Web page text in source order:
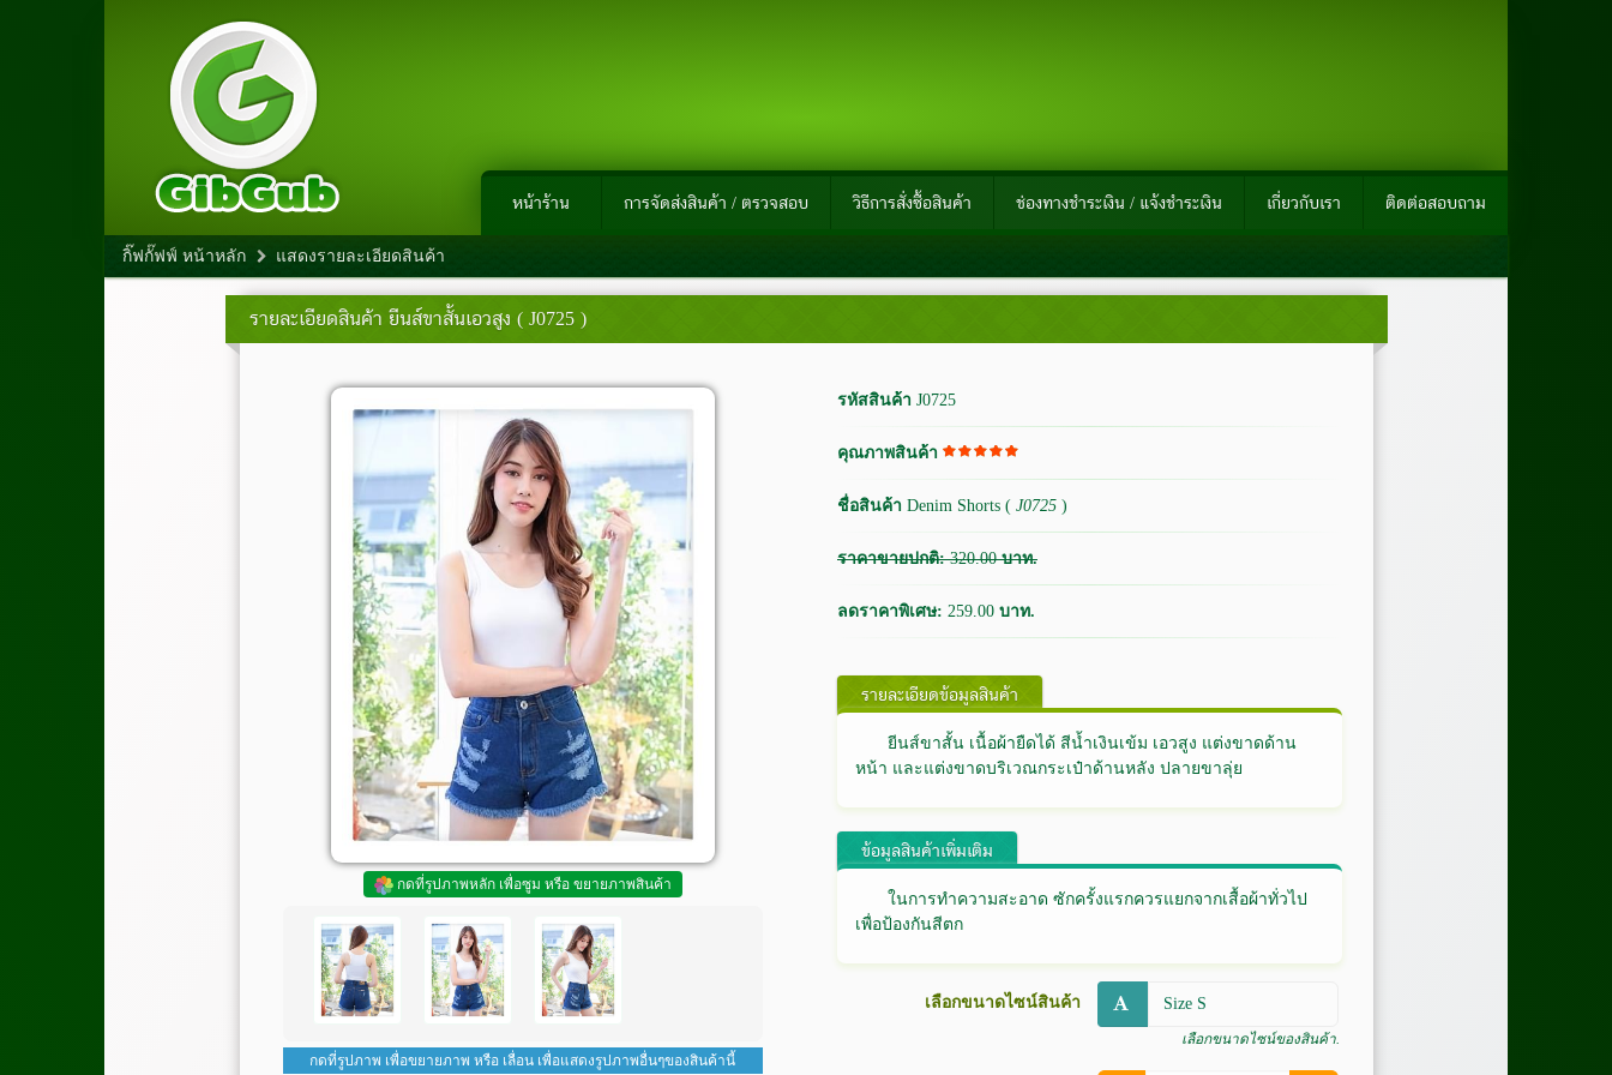
หน้าร้าน การจัดส่งสินค้า / ตรวจสอบ วิธีการสั่งซื้อสินค้า ช่องทางชำระเงิน / แจ้งชำระเงิน เกี่ยวกับเรา ติดต่อสอบถาม
กิ๊ฟกั๊ฟฟ์ หน้าหลัก แสดงรายละเอียดสินค้า
รายละเอียดสินค้า ยีนส์ขาสั้นเอวสูง ( J0725 )
กดที่รูปภาพหลัก เพื่อซูม หรือ ขยายภาพสินค้า
กดที่รูปภาพ เพื่อขยายภาพ หรือ เลื่อน เพื่อแสดงรูปภาพอื่นๆของสินค้านี้
รหัสสินค้า J0725
คุณภาพสินค้า
ชื่อสินค้า Denim Shorts ( J0725 )
ราคาขายปกติ:320.00บาท.
ลดราคาพิเศษ: 259.00 บาท.
รายละเอียดข้อมูลสินค้า
ยีนส์ขาสั้น เนื้อผ้ายืดได้ สีน้ำเงินเข้ม เอวสูง แต่งขาดด้าน
หน้า และแต่งขาดบริเวณกระเป๋าด้านหลัง ปลายขาลุ่ย
ข้อมูลสินค้าเพิ่มเติม
ในการทำความสะอาด ซักครั้งแรกควรแยกจากเสื้อผ้าทั่วไป
เพื่อป้องกันสีตก
เลือกขนาดไซน์สินค้า
เลือกขนาดไซน์ของสินค้า.